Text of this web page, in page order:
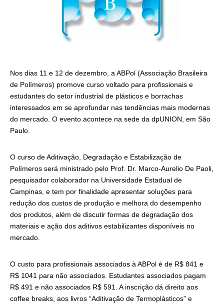
Nos dias 11 e 12 de dezembro, a ABPol (Associação Brasileira
de Polímeros) promove curso voltado para profissionais e
estudantes do setor industrial de plásticos e borrachas
interessados em se aprofundar nas tendências mais modernas
do mercado. O evento acontece na sede da dpUNION, em São
Paulo.
O curso de Aditivação, Degradação e Estabilização de
Polímeros será ministrado pelo Prof. Dr. Marco-Aurelio De Paoli,
pesquisador colaborador na Universidade Estadual de
Campinas, e tem por finalidade apresentar soluções para
redução dos custos de produção e melhora do desempenho
dos produtos, além de discutir formas de degradação dos
materiais e ação dos aditivos estabilizantes disponíveis no
mercado.
O custo para profissionais associados à ABPol é de R$ 841 e
R$ 1041 para não associados. Estudantes associados pagam
R$ 491 e não associados R$ 591. A inscrição dá direito aos
coffee breaks, aos livros “Aditivação de Termoplásticos” e